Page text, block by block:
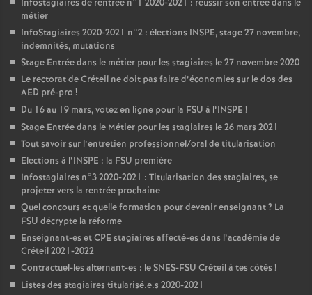
Infostagiaires de rentrée n°1 2020-2021 : réussir son entrée dans le
métier
InfoStagiaires 2020-2021 n°2 : élections INSPE, stage 27 novembre,
indemnités, mutations
Stage Entrée dans le métier pour les stagiaires le 27 novembre 2020
Le rectorat de Créteil ne doit pas faire d’économies sur le dos des
AED pré-pro !
Du 16 au 19 mars, votez en ligne pour la FSU à l’INSPE !
Stage Entrée dans le Métier pour les stagiaires le 26 mars 2021
Tout savoir sur l’entretien professionnel/oral de titularisation
Elections à l’INSPE : la FSU première
Infostagiaires n°3 2020-2021 : Titularisation des stagiaires, se
projeter vers la rentrée prochaine
Quel concours et quelle formation pour devenir enseignant? La
FSU décrypte la réforme
Enseignant-es etCPE stagiaires affecté-es dans l’académie de
Créteil 2021-2022
Contractuel-les alternant-es : leSNES-FSU Créteil à tes côtés !
Listes des stagiaires titularisé.e.s 2020-2021